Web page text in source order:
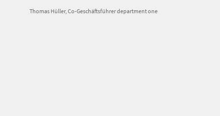
Thomas Hüller, Co-Geschäftsführer department one